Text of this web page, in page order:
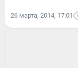
26 марта, 2014, 17:01